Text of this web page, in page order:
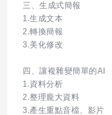
三、生成式簡報
1.生成文本
2.轉換簡報
3.美化修改
四、讓複雜變簡單的AI
1.資料分析
2.整理龐大資料
3.產生重點音檔、影片